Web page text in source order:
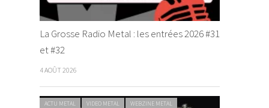
La Grosse Radio Metal : les entrées 2026 #31
et #32
4 AOÛT 2026
ACTU METAL VIDEO METAL WEBZINE METAL